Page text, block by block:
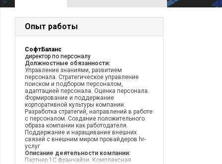
Опыт работы
СофтБаланс
директор по персоналу
Должностные обязанности:
Управление знаниями, развитием
персонала. Стратегическое управление
поиском и подбором персоналом,
адаптацией персонала. Оценка персонала.
Формирование и поддержание
корпоративной культуры компании.
Разработка стратегий, направлений в работе
с персоналом. Создание положительного
образа компании как работодателя.
Поддержание и наращивание внешних
связей с внешним миром провайдеров hr-
услуг
Описание деятельности компании:
Партнер 1С:франчайзи. Комплексная